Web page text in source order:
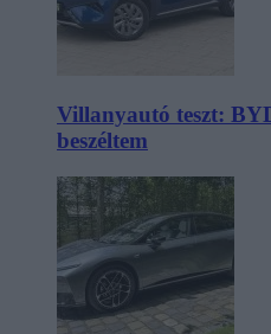
Villanyautó teszt:
beszéltem